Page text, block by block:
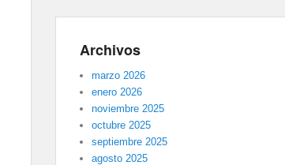
Archivos
marzo 2026
enero 2026
noviembre 2025
octubre 2025
septiembre 2025
agosto 2025